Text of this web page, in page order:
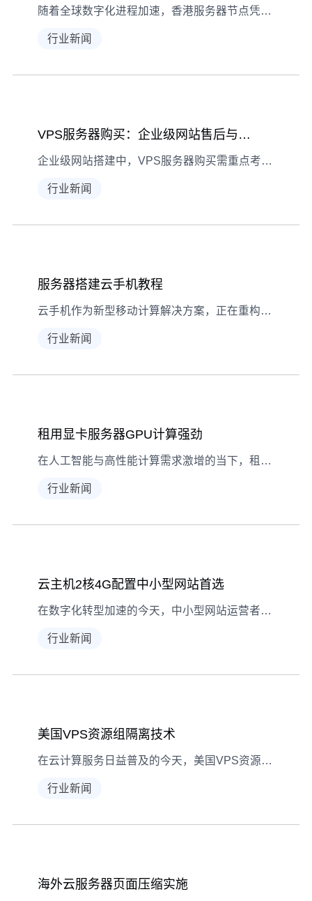
随着全球数字化进程加速，香港服务器节点凭借独特区位优势成为亚太地区企业部署网络服务的重要选择。本文将从技术架构、网络性能、合规环境三大维度深入解析香港服务器的运营特点，提供专业选型建议与部署方案，帮助企业实现业务增长与风险控制的完美平衡。 香港服务器节点,服务器香港节点 香港网络枢纽的区位优势分析 香港服务器节点之所以备受青睐，源于其得天独厚的地理位置与网络基础设施
行业新闻
VPS服务器购买：企业级网站售后与技术支持对比指南
企业级网站搭建中，VPS服务器购买需重点考察售后与技术支持。本文从响应时效、服务覆盖、技术深度三方面对比分析，助您选对稳定伙伴。
行业新闻
服务器搭建云手机教程
云手机作为新型移动计算解决方案，正在重构传统移动设备使用模式。本文将详细解析基于服务器搭建私有云手机系统的完整流程，涵盖硬件选型、虚拟化环境配置、安卓系统部署等关键技术环节，帮助开发者与企业用户打造稳定高效的移动计算平台。 服务器搭建云手机教程,云服务器搭建手机版教程 一、云手机服务器硬件选型指南 搭建云手机系统的首要步骤是选择合适的服务器硬件。建议采用配备Intel
行业新闻
租用显卡服务器GPU计算强劲
在人工智能与高性能计算需求激增的当下，租用显卡服务器已成为企业获取GPU算力的最优解。本文深入解析显卡服务器租赁的核心优势，对比不同配置方案的计算性能表现，并提供专业的选型指南。通过系统性解读GPU计算集群的部署要点，帮助企业实现算力资源的弹性配置与成本优化。 租用显卡服务器GPU计算强劲选型指南与方案解析 一、GPU服务器技术优势与行业应用场景
行业新闻
云主机2核4G配置中小型网站首选
在数字化转型加速的今天，中小型网站运营者面临服务器选型的核心难题。云主机2核4G配置凭借其均衡的性能表现与成本优势，已成为日均访问量5万次以下网站的黄金选择。本文将深度解析该配置的技术特性、适用场景及优化方案，帮助用户实现资源利用效率最大化。 云主机2核4G配置: 中小型网站首选,云主机介绍 一、2核4G云主机的基础架构解析
行业新闻
美国VPS资源组隔离技术
在云计算服务日益普及的今天，美国VPS资源组隔离技术成为保障服务器性能与安全的关键解决方案。
行业新闻
海外云服务器页面压缩实施